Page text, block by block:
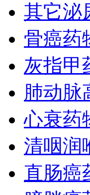
其它泌
骨癌药
灰指甲
肺动脉
心衰药
清咽润
直肠癌